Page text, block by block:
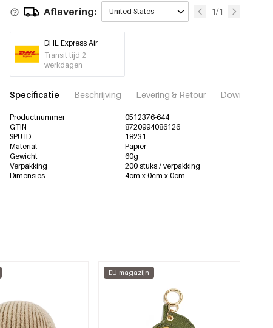
Aflevering: United States 1/1
DHL Express Air
Transit tijd 2
werkdagen
Specificatie Beschrijving Levering & Retour Download
Productnummer
0512376-644
GTIN
8720994086126
SPU ID
18231
Material
Papier
Gewicht
60g
Verpakking
200 stuks / verpakking
Dimensies
4cm x 0cm x 0cm
EU-magazijn